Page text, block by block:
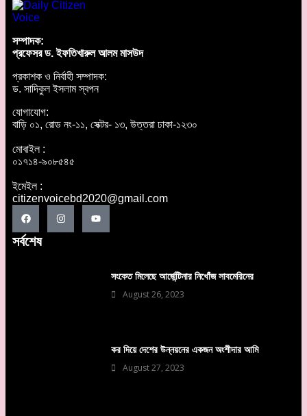
সম্পাদক:
প্রফেসর ড. ইফতিখারুল আলম মাসউদ
প্রকাশক ও নির্বাহী সম্পাদক:
ড. সাদিকুল ইসলাম স্বপন
যোগাযোগ:
বাড়ি ০১, রোড নং-১১, সেক্টর- ১৩, উত্তরা ঢাকা-১২৩০
মোবাইল :
০১৭১৪-৯০৮৫৪৫
ইমেইল :
citizenvoicebd2020@gmail.com
সর্বশেষ
সংকেত মিলেছে আর্জেন্টিনার নিখোঁজ সাবমেরিনের
August 26, 2023
কর দিয়ে দেশের উন্নয়নের একজন অংশীদার আমি
August 27, 2023